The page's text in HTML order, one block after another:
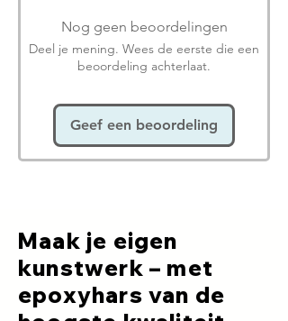
Nog geen beoordelingen
Deel je mening. Wees de eerste die een
beoordeling achterlaat.
Geef een beoordeling
Maak je eigen
kunstwerk – met
epoxyhars van de